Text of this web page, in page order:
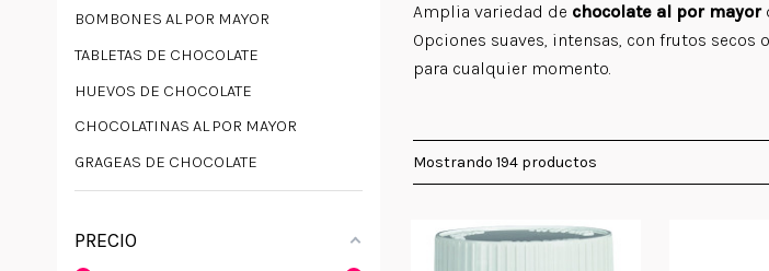
BOMBONES AL POR MAYOR
TABLETAS DE CHOCOLATE
HUEVOS DE CHOCOLATE
CHOCOLATINAS AL POR MAYOR
GRAGEAS DE CHOCOLATE
PRECIO
Amplia variedad de chocolate al por mayor
Opciones suaves, intensas, con frutos
para cualquier momento.
Mostrando 194 productos